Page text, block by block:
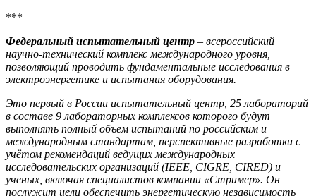
***
Федеральный испытательный центр – всероссийский
научно-технический комплекс международного уровня,
позволяющий проводить фундаментальные исследования в
электроэнергетике и испытания оборудования.
Это первый в России испытательный центр, 25 лабораторий
в составе 9 лабораторных комплексов которого будут
выполнять полный объем испытаний по российским и
международным стандартам, перспективные разработки с
учётом рекомендаций ведущих международных
исследовательских организаций (IEEE, CIGRE, CIRED) и
ученых, включая специалистов компании «Стример». Он
послужит цели обеспечить энергетическую независимость